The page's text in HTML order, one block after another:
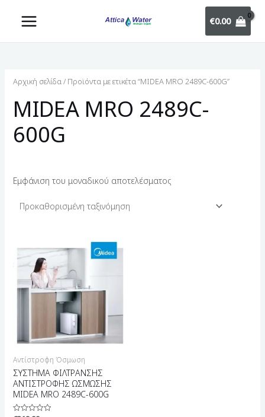
€0.00
Αρχική σελίδα / Προϊόντα με ετικέτα “MIDEA MRO 2489C-600G”
MIDEA MRO 2489C-
600G
Εμφάνιση του μοναδικού αποτελέσματος
Αντίστροφη Όσμωση
ΣΥΣΤΗΜΑ ΦΙΛΤΡΑΝΣΗΣ
ΑΝΤΙΣΤΡΟΦΗΣ ΩΣΜΩΣΗΣ
MIDEA MRO 2489C-600G